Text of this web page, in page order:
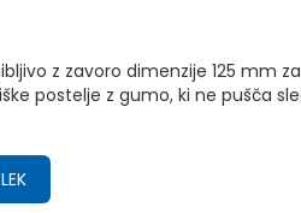
z zavoro dimenzije 125 mm
postelje z gumo, ki ne pušča